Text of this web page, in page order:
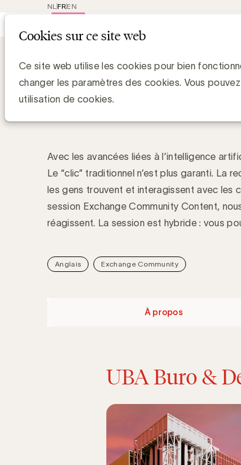
EN
FR
NL
Zero-click search:
le secteur de la
Avec les avancées liées à l’intelligence
Le “clic” traditionnel n’est plus garanti. La
les gens trouvent et interagissent avec les
session Exchange Community Content,
réagissent. La session est hybride : vous
Anglais Exchange Community
À propos
UBA Buro &
Cookies sur ce site web
Ce site web utilise les cookies pour bien
changer les paramètres des cookies. Vous
utilisation de cookies.